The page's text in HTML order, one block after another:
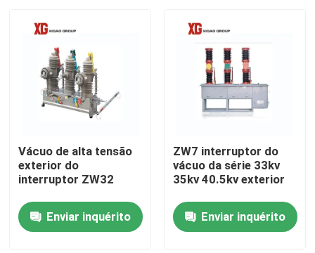
Casa
Produtos
Vácuo de alta tensão
exterior do
interruptor ZW32
Enviar inquérito
ZW7 interruptor do
vácuo da série 33kv
35kv 40.5kv exterior
Enviar inquérito